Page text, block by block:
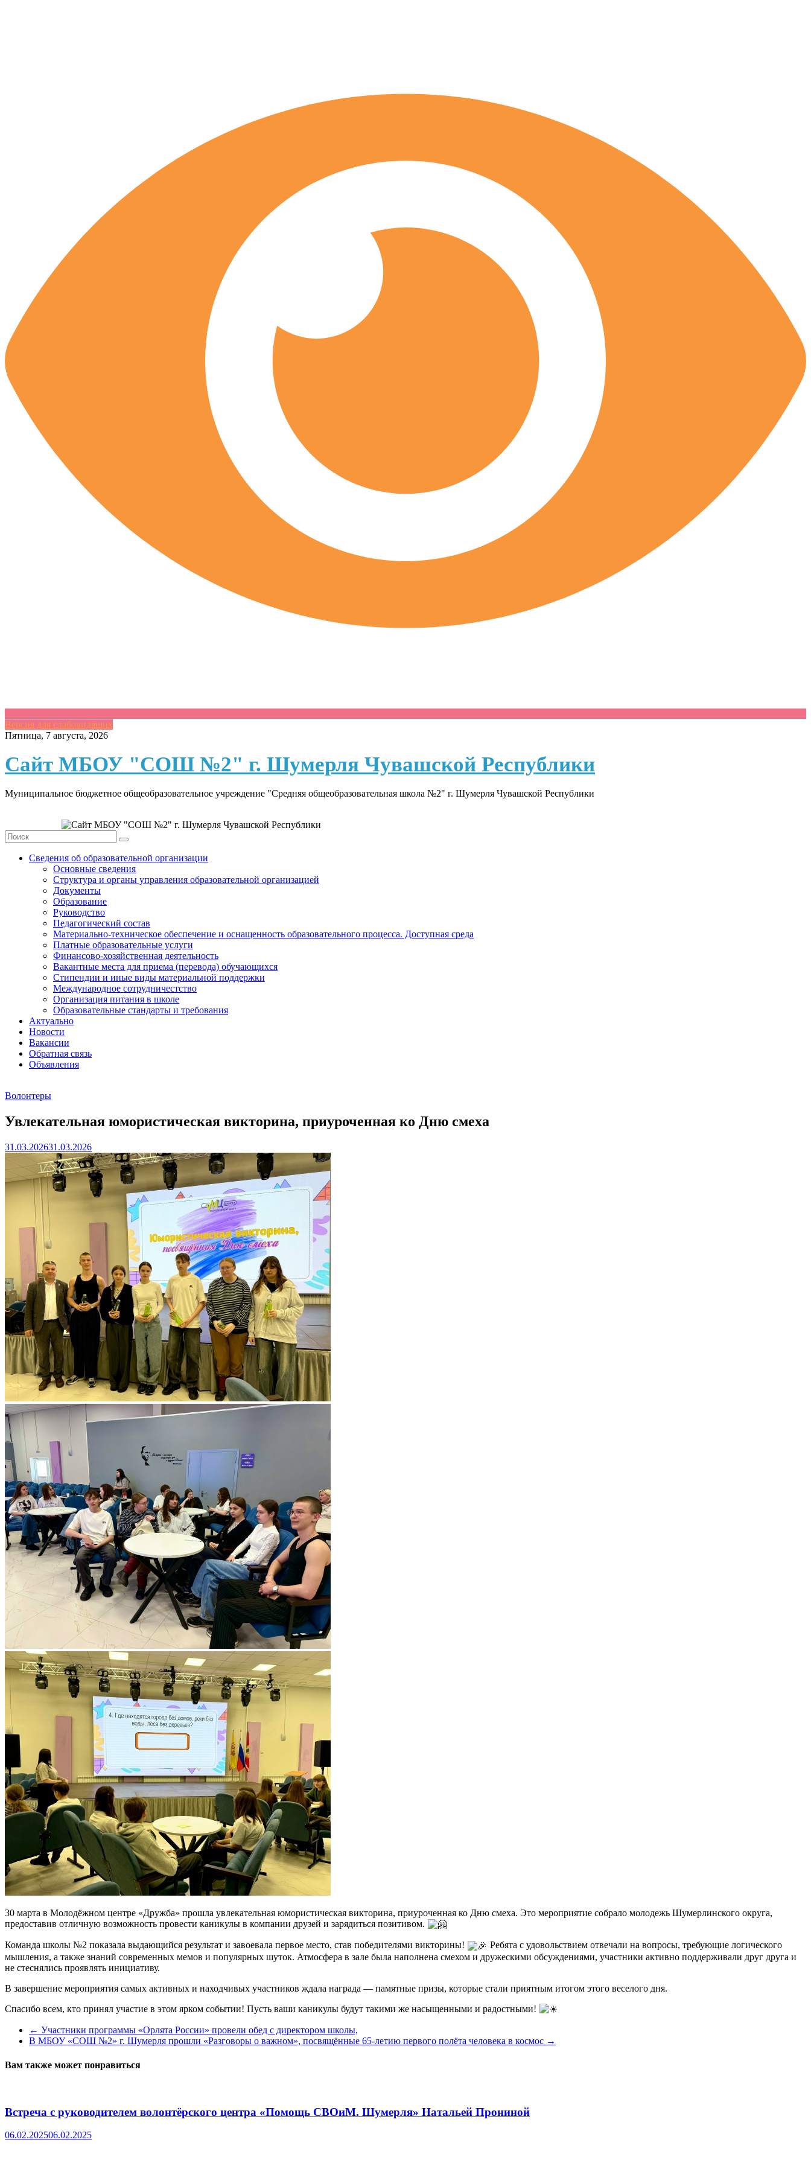
Версия для слабовидящих
Skip
content
Пятница, 7 августа, 2026
Сайт МБОУ "СОШ №2" г. Шумерля Чувашской Республики
Муниципальное бюджетное общеобразовательное учреждение "Средняя общеобразовательная школа №2" г. Шумерля Чувашской Республики
Сведения об образовательной организации
Основные сведения
Структура и органы управления образовательной организацией
Документы
Образование
Руководство
Педагогический состав
Материально-техническое обеспечение и оснащенность образовательного процесса. Доступная среда
Платные образовательные услуги
Финансово-хозяйственная деятельность
Вакантные места для приема (перевода) обучающихся
Стипендии и иные виды материальной поддержки
Международное сотрудничестство
Организация питания в школе
Образовательные стандарты и требования
Актуально
Новости
Вакансии
Обратная связь
Объявления
Волонтеры
Увлекательная юмористическая викторина, приуроченная ко Дню смеха
31.03.202631.03.2026
30 марта в Молодёжном центре «Дружба» прошла увлекательная юмористическая викторина, приуроченная ко Дню смеха. Это мероприятие собрало молодежь Шумерлинского округа,
предоставив отличную возможность провести каникулы в компании друзей и зарядиться позитивом.
Команда школы №2 показала выдающийся результат и завоевала первое место, став победителями викторины!
Ребята с удовольствием отвечали на вопросы, требующие логического
мышления, а также знаний современных мемов и популярных шуток. Атмосфера в зале была наполнена смехом и дружескими обсуждениями, участники активно поддерживали друг друга и
не стеснялись проявлять инициативу.
В завершение мероприятия самых активных и находчивых участников ждала награда — памятные призы, которые стали приятным итогом этого веселого дня.
Спасибо всем, кто принял участие в этом ярком событии! Пусть ваши каникулы будут такими же насыщенными и радостными!
← Участники программы «Орлята России» провели обед с директором школы,
В МБОУ «СОШ №2» г. Шумерля прошли «Разговоры о важном», посвящённые 65-летию первого полёта человека в космос →
Вам также может понравиться
Встреча с руководителем волонтёрского центра «Помощь СВОиМ. Шумерля» Натальей Прониной
06.02.202506.02.2025